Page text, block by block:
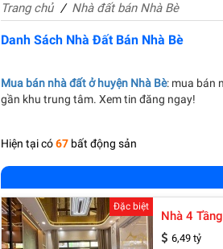
Trang chủ Nhà đất bán Nhà Bè
Danh Sách Nhà Đất Bán Nhà Bè
Mua bán nhà đất ở huyện Nhà Bè: mua bán
gần khu trung tâm. Xem tin đăng ngay!
Hiện tại có67 bất động sản
Đặc biệt
Nhà 4
6,49 tỷ